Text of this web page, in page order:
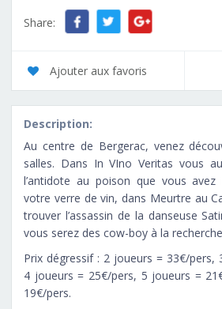
Share:
Ajouter aux favoris
Description:
Au centre de Bergerac, venez
salles. Dans In VIno Veritas vous
l’antidote au poison que vous
votre verre de vin, dans Meurtre au
trouver l’assassin de la danseuse
vous serez des cow-boy à la
Prix dégressif : 2 joueurs = 33€/pers,
4 joueurs = 25€/pers, 5 joueurs =
19€/pers.